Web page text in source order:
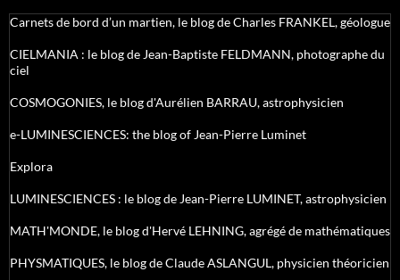
Carnets de bord d’un martien, le blog de Charles FRANKEL, géologue
CIELMANIA : le blog de Jean-Baptiste FELDMANN, photographe du
ciel
COSMOGONIES, le blog d'Aurélien BARRAU, astrophysicien
e-LUMINESCIENCES: the blog of Jean-Pierre Luminet
Explora
LUMINESCIENCES : le blog de Jean-Pierre LUMINET, astrophysicien
MATH'MONDE, le blog d'Hervé LEHNING, agrégé de mathématiques
PHYSMATIQUES, le blog de Claude ASLANGUL, physicien théoricien